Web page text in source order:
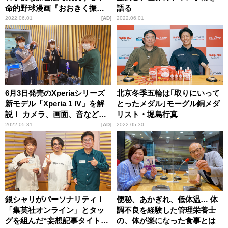
命的野球漫画『おおきく振り
かぶって』の魅力
2022.06.01 AD
語る
2022.06.01
6月3日発売のXperiaシリーズ
新モデル「Xperia 1 IV」を解
説！ カメラ、画面、音などの
圧倒的性能がさらに向上
2022.05.31 AD
北京冬季五輪は｢取りにいって
とったメダル｣モーグル銅メダ
リスト・堀島行真
2022.05.30
銀シャリがパーソナリティ！
「集英社オンライン」とタッ
グを組んだ“妄想記事タイト
便秘、あかぎれ、低体温… 体
調不良を経験した管理栄養士
の、体が楽になった食事とは